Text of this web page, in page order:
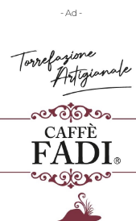
- Ad -